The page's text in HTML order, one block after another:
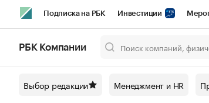
Подписка на РБК Инвестиции
Спецпроекты СПб Конференции СПб
РБК Компании
Выбор редакции Менеджмент и HR